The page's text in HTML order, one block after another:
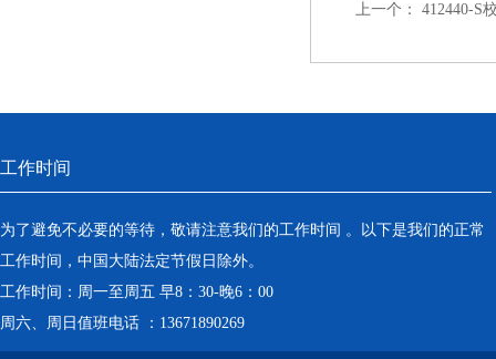
上一个： 412440-S
工作时间
为了避免不必要的等待，敬请注意我们的工作时间 。以下是我们的正常
工作时间，中国大陆法定节假日除外。
工作时间：周一至周五 早8：30-晚6：00
周六、周日值班电话 ：13671890269